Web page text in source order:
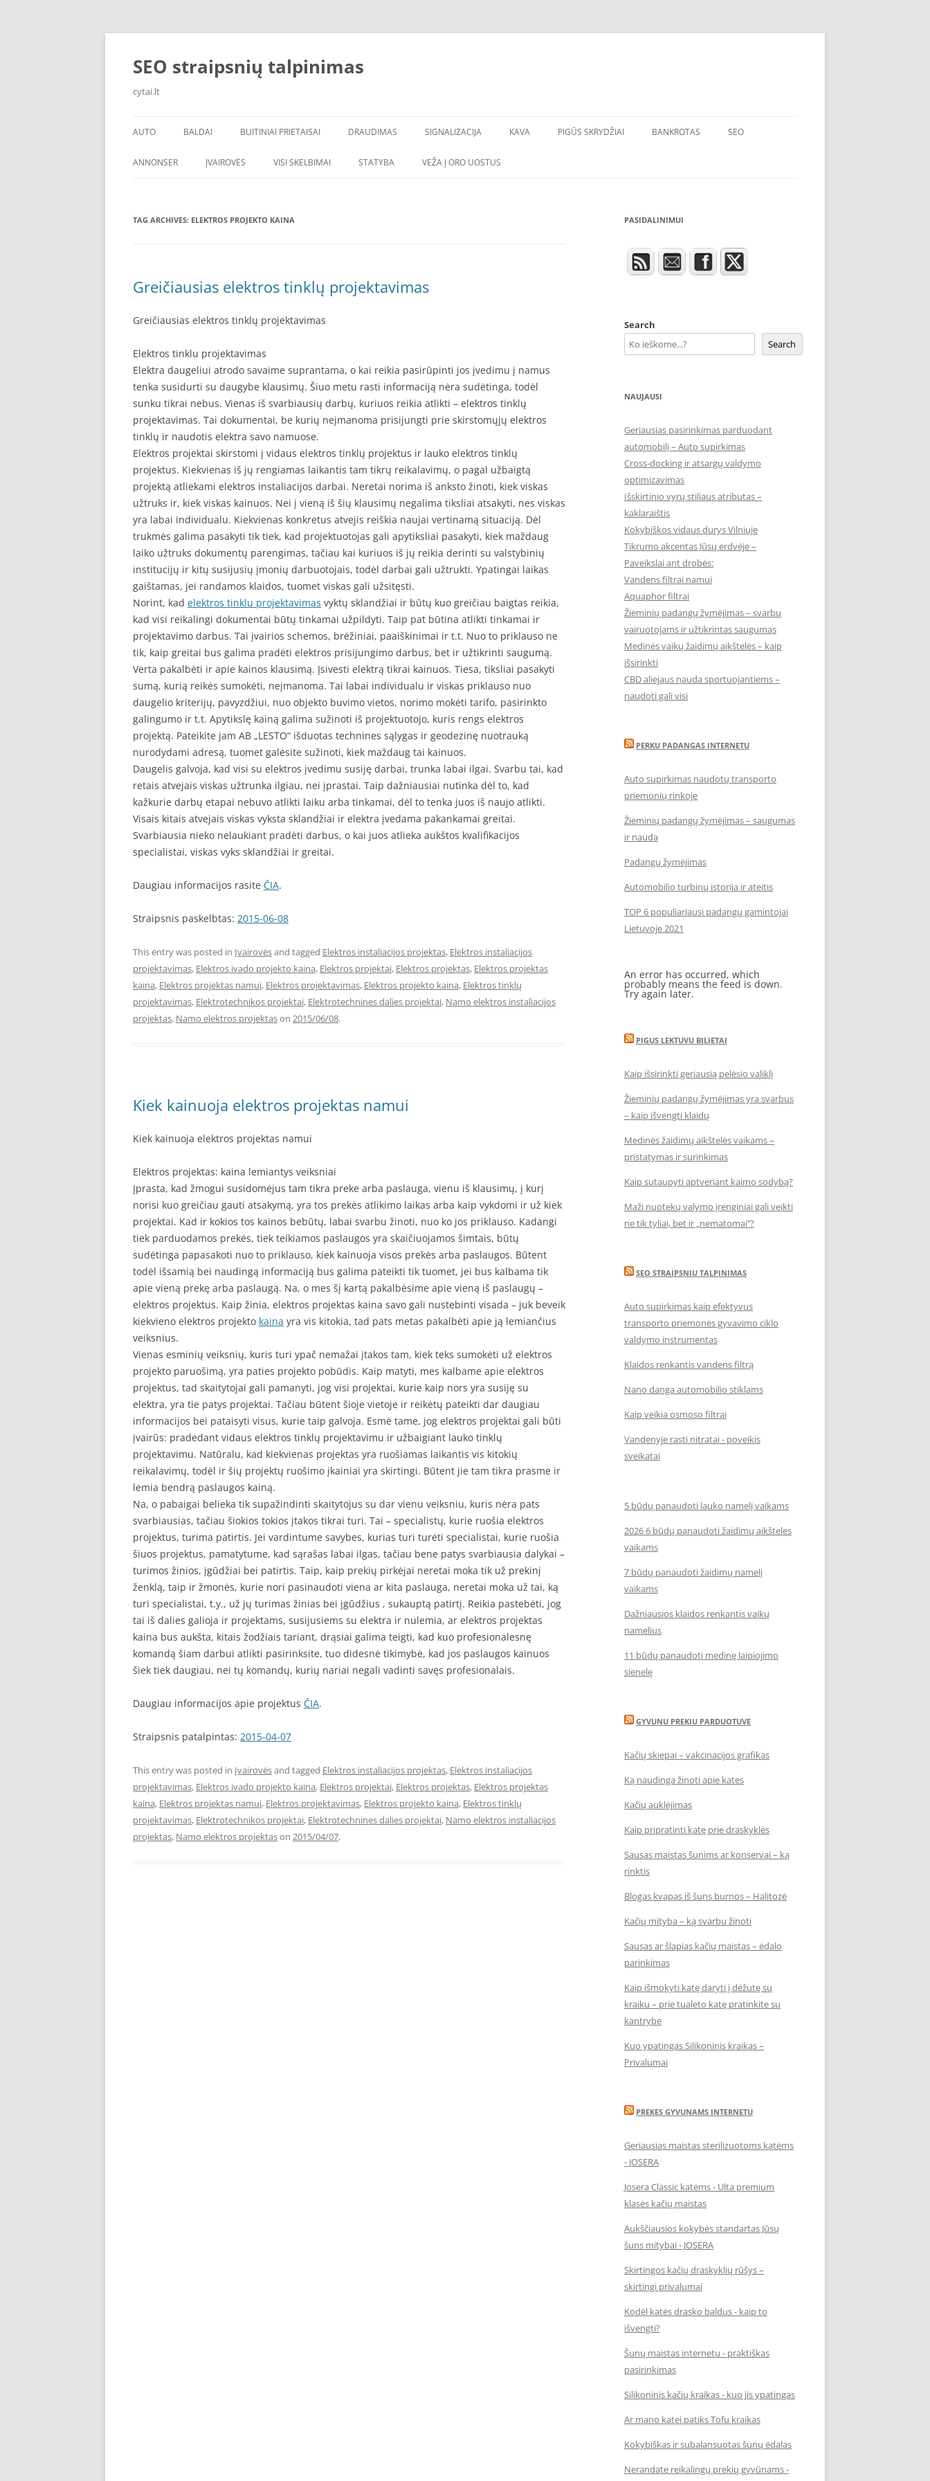
Skip
SEO straipsnių talpinimas
cytai.lt
AUTO
PADANGOS
BALDAI BUITINIAI PRIETAISAI DRAUDIMAS SIGNALIZACIJA KAVA PIGŪS SKRYDŽIAI BANKROTAS SEO
ANNONSER ĮVAIROVĖS VISI SKELBIMAI STATYBA VEŽA Į ORO UOSTUS
TAG ARCHIVES: ELEKTROS PROJEKTO KAINA
Greičiausias elektros tinklų projektavimas
Greičiausias elektros tinklų projektavimas
Elektros tinklu projektavimas
Elektra daugeliui atrodo savaime suprantama, o kai reikia pasirūpinti jos įvedimu į namus
tenka susidurti su daugybe klausimų. Šiuo metu rasti informaciją nėra sudėtinga, todėl
sunku tikrai nebus. Vienas iš svarbiausių darbų, kuriuos reikia atlikti – elektros tinklų
projektavimas. Tai dokumentai, be kurių neįmanoma prisijungti prie skirstomųjų elektros
tinklų ir naudotis elektra savo namuose.
Elektros projektai skirstomi į vidaus elektros tinklų projektus ir lauko elektros tinklų
projektus. Kiekvienas iš jų rengiamas laikantis tam tikrų reikalavimų, o pagal užbaigtą
projektą atliekami elektros instaliacijos darbai. Neretai norima iš anksto žinoti, kiek viskas
užtruks ir, kiek viskas kainuos. Nei į vieną iš šių klausimų negalima tiksliai atsakyti, nes viskas
yra labai individualu. Kiekvienas konkretus atvejis reiškia naujai vertinamą situaciją. Dėl
trukmės galima pasakyti tik tiek, kad projektuotojas gali apytiksliai pasakyti, kiek maždaug
laiko užtruks dokumentų parengimas, tačiau kai kuriuos iš jų reikia derinti su valstybinių
institucijų ir kitų susijusių įmonių darbuotojais, todėl darbai gali užtrukti. Ypatingai laikas
gaištamas, jei randamos klaidos, tuomet viskas gali užsitęsti.
Norint, kad elektros tinklu projektavimas vyktų sklandžiai ir būtų kuo greičiau baigtas reikia,
kad visi reikalingi dokumentai būtų tinkamai užpildyti. Taip pat būtina atlikti tinkamai ir
projektavimo darbus. Tai įvairios schemos, brėžiniai, paaiškinimai ir t.t. Nuo to priklauso ne
tik, kaip greitai bus galima pradėti elektros prisijungimo darbus, bet ir užtikrinti saugumą.
Verta pakalbėti ir apie kainos klausimą. Įsivesti elektrą tikrai kainuos. Tiesa, tiksliai pasakyti
sumą, kurią reikės sumokėti, neįmanoma. Tai labai individualu ir viskas priklauso nuo
daugelio kriterijų, pavyzdžiui, nuo objekto buvimo vietos, norimo mokėti tarifo, pasirinkto
galingumo ir t.t. Apytikslę kainą galima sužinoti iš projektuotojo, kuris rengs elektros
projektą. Pateikite jam AB „LESTO“ išduotas technines sąlygas ir geodezinę nuotrauką
nurodydami adresą, tuomet galėsite sužinoti, kiek maždaug tai kainuos.
Daugelis galvoja, kad visi su elektros įvedimu susiję darbai, trunka labai ilgai. Svarbu tai, kad
retais atvejais viskas užtrunka ilgiau, nei įprastai. Taip dažniausiai nutinka dėl to, kad
kažkurie darbų etapai nebuvo atlikti laiku arba tinkamai, dėl to tenka juos iš naujo atlikti.
Visais kitais atvejais viskas vyksta sklandžiai ir elektra įvedama pakankamai greitai.
Svarbiausia nieko nelaukiant pradėti darbus, o kai juos atlieka aukštos kvalifikacijos
specialistai, viskas vyks sklandžiai ir greitai.
Daugiau informacijos rasite ČIA.
Straipsnis paskelbtas: 2015-06-08
This entry was posted in Įvairovėsand tagged Elektros instaliacijos projektas, Elektros instaliacijos
projektavimas, Elektros ivado projekto kaina, Elektros projektai, Elektros projektas, Elektros projektas
kaina, Elektros projektas namui, Elektros projektavimas, Elektros projekto kaina, Elektros tinklų
projektavimas, Elektrotechnikos projektai, Elektrotechnines dalies projektai, Namo elektros instaliacijos
projektas, Namo elektros projektason 2015/06/08.
Kiek kainuoja elektros projektas namui
Kiek kainuoja elektros projektas namui
Elektros projektas: kaina lemiantys veiksniai
Įprasta, kad žmogui susidomėjus tam tikra preke arba paslauga, vienu iš klausimų, į kurį
norisi kuo greičiau gauti atsakymą, yra tos prekės atlikimo laikas arba kaip vykdomi ir už kiek
projektai. Kad ir kokios tos kainos bebūtų, labai svarbu žinoti, nuo ko jos priklauso. Kadangi
tiek parduodamos prekės, tiek teikiamos paslaugos yra skaičiuojamos šimtais, būtų
sudėtinga papasakoti nuo to priklauso, kiek kainuoja visos prekės arba paslaugos. Būtent
todėl išsamią bei naudingą informaciją bus galima pateikti tik tuomet, jei bus kalbama tik
apie vieną prekę arba paslaugą. Na, o mes šį kartą pakalbėsime apie vieną iš paslaugų –
elektros projektus. Kaip žinia, elektros projektas kaina savo gali nustebinti visada – juk beveik
kiekvieno elektros projekto kaina yra vis kitokia, tad pats metas pakalbėti apie ją lemiančius
veiksnius.
Vienas esminių veiksnių, kuris turi ypač nemažai įtakos tam, kiek teks sumokėti už elektros
projekto paruošimą, yra paties projekto pobūdis. Kaip matyti, mes kalbame apie elektros
projektus, tad skaitytojai gali pamanyti, jog visi projektai, kurie kaip nors yra susiję su
elektra, yra tie patys projektai. Tačiau būtent šioje vietoje ir reikėtų pateikti dar daugiau
informacijos bei pataisyti visus, kurie taip galvoja. Esmė tame, jog elektros projektai gali būti
įvairūs: pradedant vidaus elektros tinklų projektavimu ir užbaigiant lauko tinklų
projektavimu. Natūralu, kad kiekvienas projektas yra ruošiamas laikantis vis kitokių
reikalavimų, todėl ir šių projektų ruošimo įkainiai yra skirtingi. Būtent jie tam tikra prasme ir
lemia bendrą paslaugos kainą.
Na, o pabaigai belieka tik supažindinti skaitytojus su dar vienu veiksniu, kuris nėra pats
svarbiausias, tačiau šiokios tokios įtakos tikrai turi. Tai – specialistų, kurie ruošia elektros
projektus, turima patirtis. Jei vardintume savybes, kurias turi turėti specialistai, kurie ruošia
šiuos projektus, pamatytume, kad sąrašas labai ilgas, tačiau bene patys svarbiausia dalykai –
turimos žinios, įgūdžiai bei patirtis. Taip, kaip prekių pirkėjai neretai moka tik už prekinį
ženklą, taip ir žmonės, kurie nori pasinaudoti viena ar kita paslauga, neretai moka už tai, ką
turi specialistai, t.y., už jų turimas žinias bei įgūdžius , sukauptą patirtį. Reikia pastebėti, jog
tai iš dalies galioja ir projektams, susijusiems su elektra ir nulemia, ar elektros projektas
kaina bus aukšta, kitais žodžiais tariant, drąsiai galima teigti, kad kuo profesionalesnę
komandą šiam darbui atlikti pasirinksite, tuo didesnė tikimybė, kad jos paslaugos kainuos
šiek tiek daugiau, nei tų komandų, kurių nariai negali vadinti savęs profesionalais.
Daugiau informacijos apie projektus ČIA.
Straipsnis patalpintas: 2015-04-07
This entry was posted in Įvairovėsand tagged Elektros instaliacijos projektas, Elektros instaliacijos
projektavimas, Elektros ivado projekto kaina, Elektros projektai, Elektros projektas, Elektros projektas
kaina, Elektros projektas namui, Elektros projektavimas, Elektros projekto kaina, Elektros tinklų
projektavimas, Elektrotechnikos projektai, Elektrotechnines dalies projektai, Namo elektros instaliacijos
projektas, Namo elektros projektason 2015/04/07.
PASIDALINIMUI
Search
Search
NAUJAUSI
Geriausias pasirinkimas parduodant
automobilį – Auto supirkimas
Cross-docking ir atsargų valdymo
optimizavimas
Išskirtinio vyrų stiliaus atributas –
kaklaraištis
Kokybiškos vidaus durys Vilniuje
Tikrumo akcentas Jūsų erdvėje –
Paveikslai ant drobės:
Vandens filtrai namui
Aquaphor filtrai
Žieminių padangų žymėjimas – svarbu
vairuotojams ir užtikrintas saugumas
Medinės vaikų žaidimų aikštelės – kaip
išsirinkti
CBD aliejaus nauda sportuojantiems –
naudoti gali visi
PERKU PADANGAS INTERNETU
Auto supirkimas naudotų transporto
priemonių rinkoje
Žieminių padangų žymėjimas – saugumas
ir nauda
Padangų žymėjimas
Automobilio turbinų istorija ir ateitis
TOP 6 populiariausi padangų gamintojai
Lietuvoje 2021
An error has occurred, which
probably means the feed is down.
Try again later.
PIGUS LEKTUVU BILIETAI
Kaip išsirinkti geriausią pelėsio valiklį
Žieminių padangų žymėjimas yra svarbus
– kaip išvengti klaidų
Medinės žaidimų aikštelės vaikams –
pristatymas ir surinkimas
Kaip sutaupyti aptveriant kaimo sodybą?
Maži nuotekų valymo įrenginiai gali veikti
ne tik tyliai, bet ir „nematomai‘‘?
SEO STRAIPSNIU TALPINIMAS
Auto supirkimas kaip efektyvus
transporto priemonės gyvavimo ciklo
valdymo instrumentas
Klaidos renkantis vandens filtrą
Nano danga automobilio stiklams
Kaip veikia osmoso filtrai
Vandenyje rasti nitratai - poveikis
sveikatai
5 būdų panaudoti lauko namelį vaikams
2026 6 būdų panaudoti žaidimų aikšteles
vaikams
7 būdų panaudoti žaidimų namelį
vaikams
Dažniausios klaidos renkantis vaikų
namelius
11 būdų panaudoti medinę laipiojimo
sienelę
GYVUNU PREKIU PARDUOTUVE
Kačių skiepai – vakcinacijos grafikas
Ką naudinga žinoti apie kates
Kačių auklėjimas
Kaip pripratinti katę prie draskyklės
Sausas maistas šunims ar konservai – ką
rinktis
Blogas kvapas iš šuns burnos – Halitozė
Kačių mityba – ką svarbu žinoti
Sausas ar šlapias kačių maistas – ėdalo
parinkimas
Kaip išmokyti katę daryti į dėžutę su
kraiku – prie tualeto katę pratinkite su
kantrybe
Kuo ypatingas Silikoninis kraikas –
Privalumai
PREKES GYVUNAMS INTERNETU
Geriausias maistas sterilizuotoms katėms
- JOSERA
Josera Classic katėms - Ulta premium
klasės kačių maistas
Aukščiausios kokybės standartas Jūsų
šuns mitybai - JOSERA
Skirtingos kačių draskyklių rūšys –
skirtingi privalumai
Kodėl katės drasko baldus - kaip to
išvengti?
Šunų maistas internetu - praktiškas
pasirinkimas
Silikoninis kačių kraikas - kuo jis ypatingas
Ar mano katei patiks Tofu kraikas
Kokybiškas ir subalansuotas šunų ėdalas
Nerandate reikalingų prekių gyvūnams -